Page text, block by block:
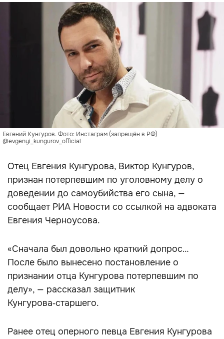
Евгений Кунгуров. Фото: Инстаграм (запрещён в РФ)
@evgenyi_kungurov_official
Отец Евгения Кунгурова, Виктор Кунгуров,
признан потерпевшим по уголовному делу о
доведении до самоубийства его сына, —
сообщает РИА Новости со ссылкой на адвоката
Евгения Черноусова.
«Сначала был довольно краткий допрос…
После было вынесено постановление о
признании отца Кунгурова потерпевшим по
делу», — рассказал защитник
Кунгурова‑старшего.
Ранее отец оперного певца Евгения Кунгурова